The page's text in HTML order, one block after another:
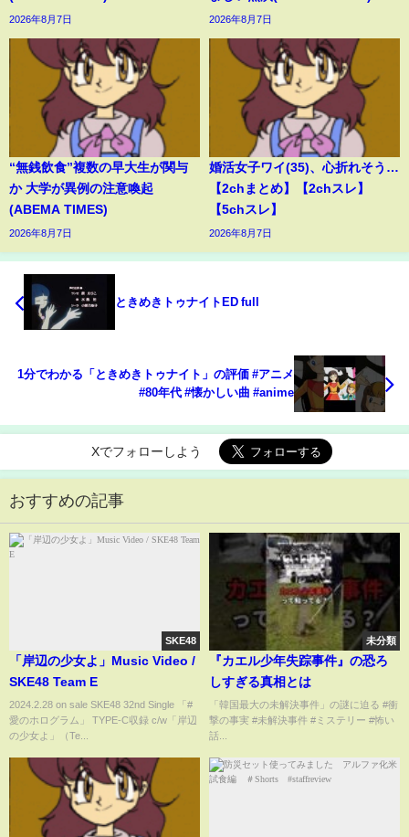
2026年8月7日 2026年8月7日
“無銭飲食”複数の早大生が関与
か 大学が異例の注意喚起
(ABEMA TIMES)
2026年8月7日
婚活女子ワイ(35)、心折れそう…
【2chまとめ】【2chスレ】
【5chスレ】
2026年8月7日
ときめきトゥナイトED full
1分でわかる「ときめきトゥナイト」の評価 #アニメ
#80年代 #懐かしい曲 #anime
Xでフォローしよう
おすすめの記事
SKE48
「岸辺の少女よ」Music Video /
SKE48 Team E
2024.2.28 on sale SKE48 32nd Single 「#
愛のホログラム」 TYPE-C収録 c/w「岸辺
の少女よ」（Te...
未分類
『カエル少年失踪事件』の恐ろ
しすぎる真相とは
「韓国最大の未解決事件」の謎に迫る #衝
撃の事実 #未解決事件 #ミステリー #怖い
話...